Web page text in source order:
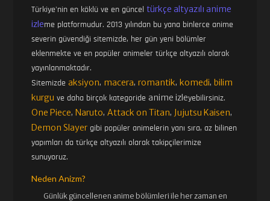
41. BÖLÜM
45. BÖLÜM 46. BÖLÜM
47. BÖLÜM 48. BÖLÜM
49. BÖLÜM 50. BÖLÜM
Türkiye'nin en köklü ve en günceltürkçe altyazılı anime
izleme platformudur. 2013 yılından bu yana binlerce anime
severin güvendiği sitemizde, her gün yeni bölümler
eklenmekte ve en popüler animeler türkçe altyazılı olarak
yayınlanmaktadır.
Sitemizdeaksiyon, macera,romantik, komedi, bilim
kurgu ve daha birçok kategoride anime izleyebilirsiniz.
One Piece, Naruto,Attack on Titan, Jujutsu Kaisen,
Demon Slayer gibi popüler animelerin yanı sıra, az bilinen
yapımları da türkçe altyazılı olarak takipçilerimize
sunuyoruz.
Neden Anizm?
Günlük güncellenen anime bölümleri ile her zaman en